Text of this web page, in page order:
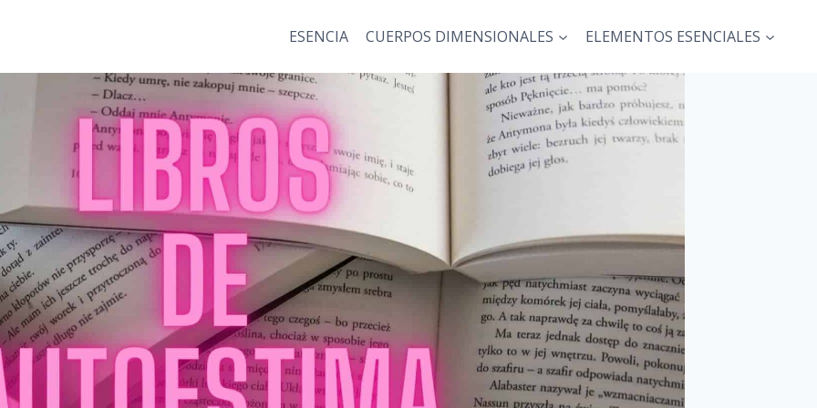
ESENCIA CUERPOS DIMENSIONALES ELEMENTOS ESENCIALES